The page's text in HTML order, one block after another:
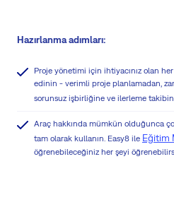
Hazırlanma adımları:
Proje yönetimi için ihtiyacınız olan
edinin - verimli proje planlamadan,
sorunsuz işbirliğine ve ilerleme
Araç hakkında mümkün olduğunca
tam olarak kullanın. Easy8 ile Eğitim
öğrenebileceğiniz her şeyi